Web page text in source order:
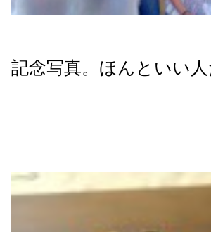
記念写真。ほんといい